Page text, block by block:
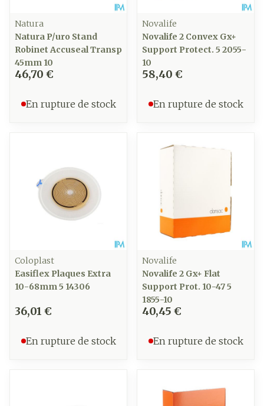
Natura
Natura P/uro Stand
Robinet Accuseal Transp
45mm 10
46,70 €
En rupture de stock
Novalife
Novalife 2 Convex Gx+
Support Protect. 5 2055-
10
58,40 €
En rupture de stock
Coloplast
Easiflex Plaques Extra
10-68mm 5 14306
36,01 €
En rupture de stock
Novalife
Novalife 2 Gx+ Flat
Support Prot. 10-47 5
1855-10
40,45 €
En rupture de stock